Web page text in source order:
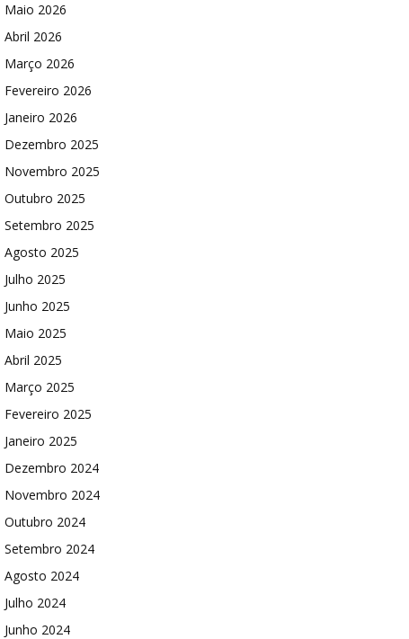
Maio 2026
Abril 2026
Março 2026
Fevereiro 2026
Janeiro 2026
Dezembro 2025
Novembro 2025
Outubro 2025
Setembro 2025
Agosto 2025
Julho 2025
Junho 2025
Maio 2025
Abril 2025
Março 2025
Fevereiro 2025
Janeiro 2025
Dezembro 2024
Novembro 2024
Outubro 2024
Setembro 2024
Agosto 2024
Julho 2024
Junho 2024